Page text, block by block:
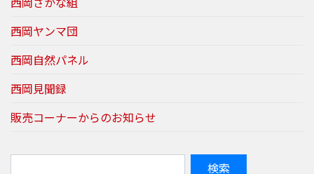
西岡ヤンマ団
西岡自然パネル
西岡見聞録
販売コーナーからのお知らせ